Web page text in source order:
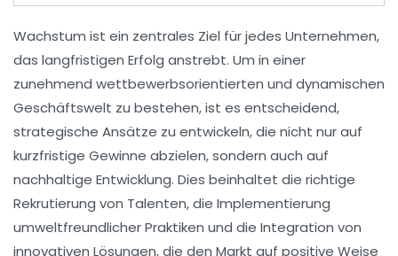
Wachstum ist ein zentrales Ziel für jedes Unternehmen,
das langfristigen Erfolg anstrebt. Um in einer
zunehmend wettbewerbsorientierten und dynamischen
Geschäftswelt zu bestehen, ist es entscheidend,
strategische Ansätze zu entwickeln, die nicht nur auf
kurzfristige Gewinne abzielen, sondern auch auf
nachhaltige Entwicklung. Dies beinhaltet die richtige
Rekrutierung von Talenten, die Implementierung
umweltfreundlicher Praktiken und die Integration von
innovativen Lösungen, die den Markt auf positive Weise